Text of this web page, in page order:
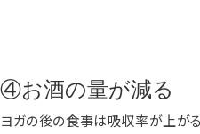
④お酒の量が減る
ヨガの後の食事は吸収率が上が